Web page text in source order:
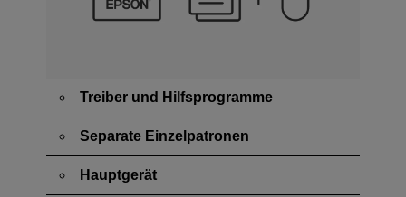
Treiber und Hilfsprogramme
Separate Einzelpatronen
Hauptgerät